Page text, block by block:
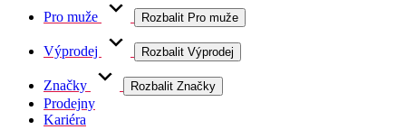
Pro muže Rozbalit Pro muže
Výprodej Rozbalit Výprodej
Značky Rozbalit Značky
Prodejny
Kariéra